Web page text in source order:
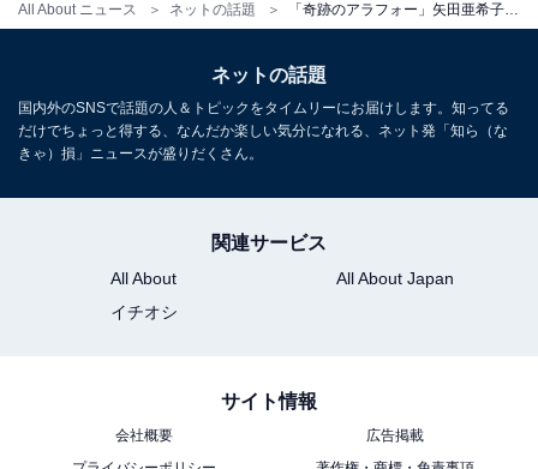
All About ニュース ネットの話題 「奇跡のアラフォー」矢田亜希子、胸元ちらりドレス姿を披露！ 「色気が溢れちゃってますよ」「美人すぎるやろ」
ネットの話題
国内外のSNSで話題の人＆トピックをタイムリーにお届けします。知ってる
だけでちょっと得する、なんだか楽しい気分になれる、ネット発「知ら（な
きゃ）損」ニュースが盛りだくさん。
関連サービス
All About
All About Japan
イチオシ
サイト情報
会社概要
広告掲載